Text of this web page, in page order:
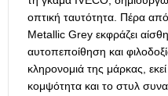
οπτική ταυτότητα. Πέρα
Metallic Grey εκφράζει
αυτοπεποίθηση και
κληρονομιά της μάρκας,
κομψότητα και το στυλ